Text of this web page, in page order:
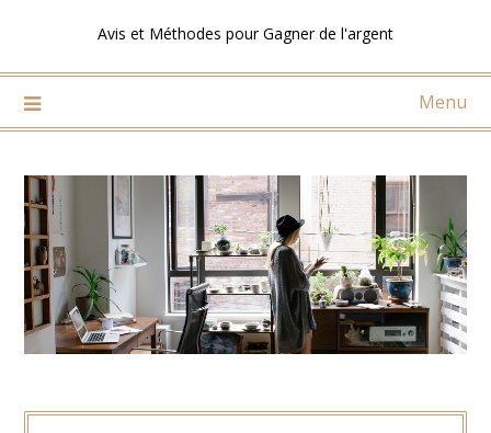
content
Avis et Méthodes pour Gagner de l'argent
Menu